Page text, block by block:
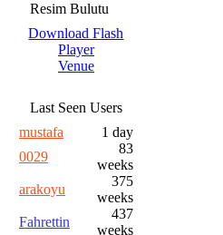
Resim Bulutu
Download Flash
Player
Venue
Last Seen Users
mustafa
1 day
0029
83
weeks
arakoyu
375
weeks
Fahrettin
437
weeks